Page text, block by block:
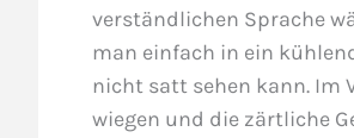
verständlichen Sprache
man einfach in ein
nicht satt sehen kann. Im
wiegen und die zärtliche